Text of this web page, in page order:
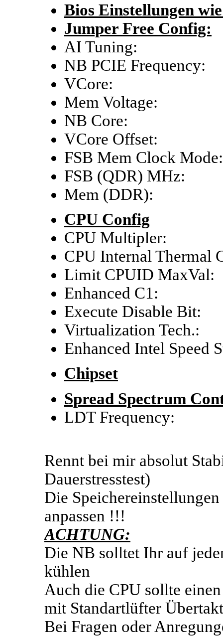
Bios Einstellungen
Jumper Free Config:
AI Tuning:
NB PCIE
VCore:
Mem Voltage:
NB Core:
VCore Offset:
FSB Mem Clock
FSB (QDR)
Mem
CPU Config
CPU
CPU Internal Thermal
Limit CPUID
Enhanced C1:
Execute Disable
Virtualization
Enhanced Intel Speed
Chipset
Spread Spectrum
LDT
Rennt bei mir absolut
Dauerstresstest)
Die
anpassen !!!
ACHTUNG:
Die NB solltet Ihr auf
kühlen
Auch die CPU sollte
mit Standartlüfter
Bei Fragen oder